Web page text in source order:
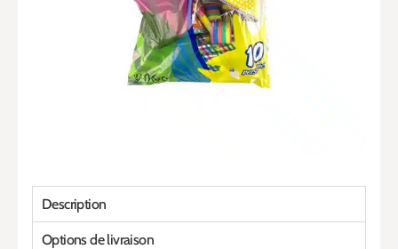
Description
Options de livraison